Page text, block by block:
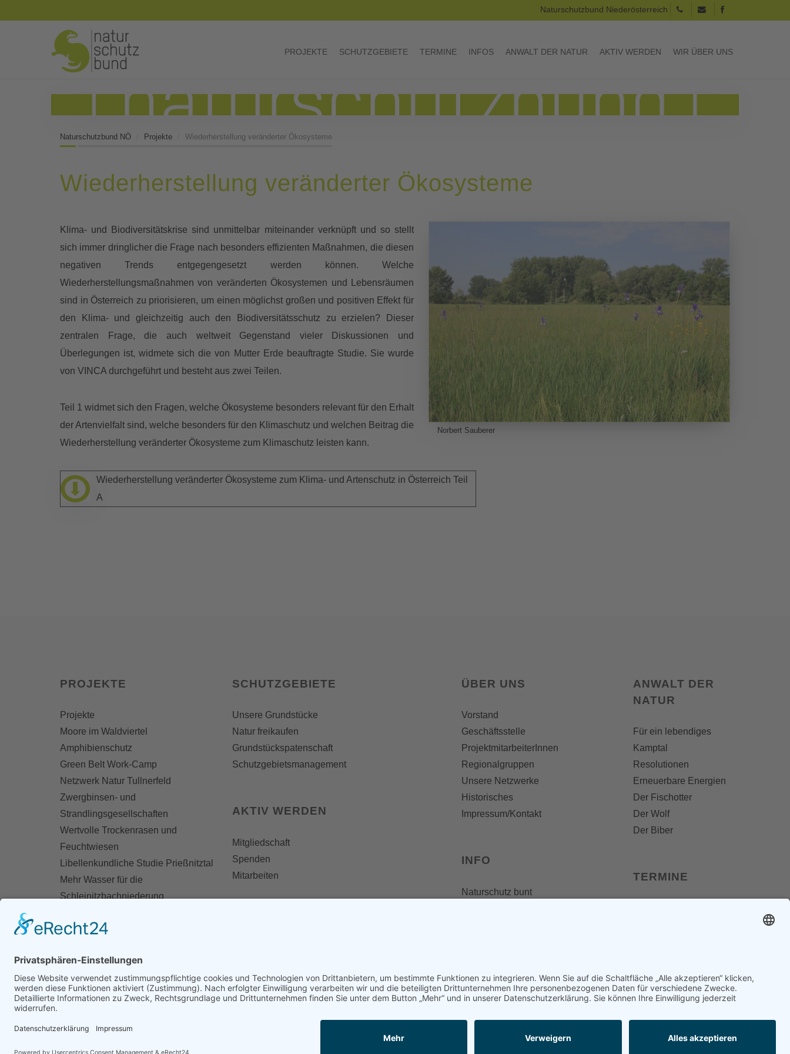
Naturschutzbund Niederösterreich
PROJEKTE SCHUTZGEBIETE TERMINE INFOS ANWALT DER NATUR AKTIV WERDEN WIR ÜBER UNS
Naturschutzbund NÖ Projekte Wiederherstellung veränderter Ökosysteme
Wiederherstellung veränderter Ökosysteme
Norbert Sauberer
Klima- und Biodiversitätskrise sind unmittelbar miteinander verknüpft und so stellt
sich immer dringlicher die Frage nach besonders effizienten Maßnahmen, die diesen
negativen Trends entgegengesetzt werden können. Welche
Wiederherstellungsmaßnahmen von veränderten Ökosystemen und Lebensräumen
sind in Österreich zu priorisieren, um einen möglichst großen und positiven Effekt für
den Klima- und gleichzeitig auch den Biodiversitätsschutz zu erzielen? Dieser
zentralen Frage, die auch weltweit Gegenstand vieler Diskussionen und
Überlegungen ist, widmete sich die von Mutter Erde beauftragte Studie. Sie wurde
von VINCA durchgeführt und besteht aus zwei Teilen.
Teil 1 widmet sich den Fragen, welche Ökosysteme besonders relevant für den Erhalt
der Artenvielfalt sind, welche besonders für den Klimaschutz und welchen Beitrag die
Wiederherstellung veränderter Ökosysteme zum Klimaschutz leisten kann.
Wiederherstellung veränderter Ökosysteme zum Klima- und Artenschutz in Österreich Teil
A
PROJEKTE
Projekte
Moore im Waldviertel
Amphibienschutz
Green Belt Work-Camp
Netzwerk Natur Tullnerfeld
Zwergbinsen- und
Strandlingsgesellschaften
Wertvolle Trockenrasen und
Feuchtwiesen
Libellenkundliche Studie Prießnitztal
Mehr Wasser für die
Schleinitzbachniederung
Moorflächen
Ebene
Restauration von Trittsteinbiotopen
Moorrestauration in Langschlag
BioReMO - Biodiversity Research &
SCHUTZGEBIETE
Unsere Grundstücke
Natur freikaufen
Grundstückspatenschaft
Schutzgebietsmanagement
AKTIV WERDEN
Mitgliedschaft
Spenden
Mitarbeiten
ÜBER UNS
Vorstand
Geschäftsstelle
ProjektmitarbeiterInnen
Regionalgruppen
Unsere Netzwerke
Historisches
Impressum/Kontakt
INFO
Naturschutz bunt
ANWALT DER
NATUR
Für ein lebendiges
Kamptal
Resolutionen
Erneuerbare Energien
Der Fischotter
Der Wolf
Der Biber
TERMINE